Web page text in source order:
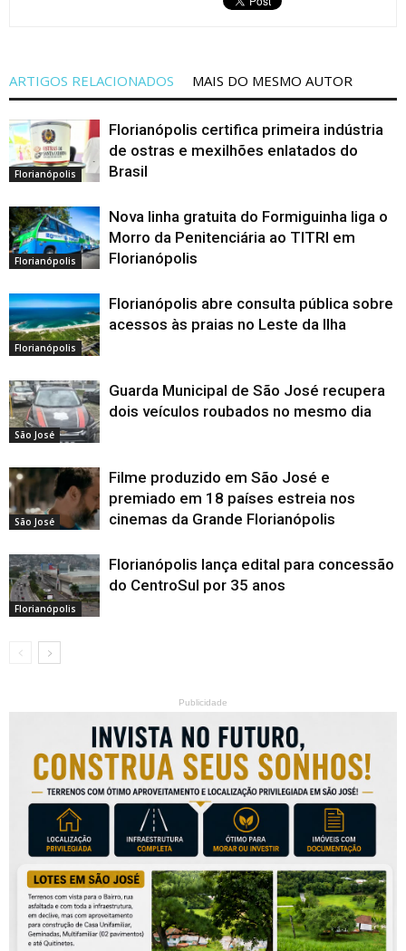
ARTIGOS RELACIONADOS MAIS DO MESMO AUTOR
Florianópolis
Florianópolis certifica primeira indústria
de ostras e mexilhões enlatados do
Brasil
Florianópolis
Nova linha gratuita do Formiguinha liga o
Morro da Penitenciária ao TITRI em
Florianópolis
Florianópolis
Florianópolis abre consulta pública sobre
acessos às praias no Leste da Ilha
São José
Guarda Municipal de São José recupera
dois veículos roubados no mesmo dia
São José
Filme produzido em São José e
premiado em 18 países estreia nos
cinemas da Grande Florianópolis
Florianópolis
Florianópolis lança edital para concessão
do CentroSul por 35 anos
Publicidade